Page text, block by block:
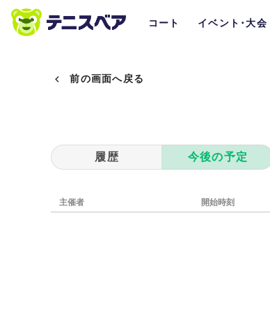
コート イベント･大会
前の画面へ戻る
履歴 今後の予定
主催者 開始時刻